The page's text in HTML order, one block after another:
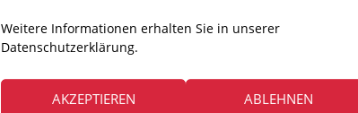
Weitere Informationen erhalten Sie in unserer
Datenschutzerklärung.
AKZEPTIEREN ABLEHNEN